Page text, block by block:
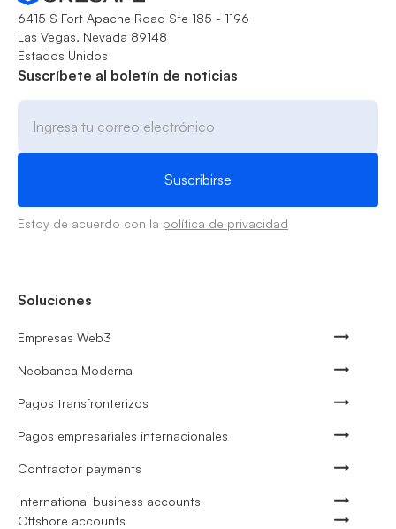
6415 S Fort Apache Road Ste 185 - 1196
Las Vegas, Nevada 89148
Estados Unidos
Suscríbete al boletín de noticias
Estoy de acuerdo con la política de privacidad
Soluciones
Empresas Web3
Neobanca Moderna
Pagos transfronterizos
Pagos empresariales internacionales
Contractor payments
International business accounts
Offshore accounts